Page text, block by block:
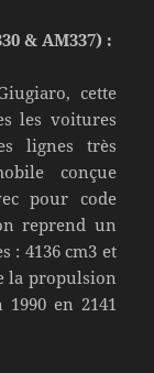
& AM337) :
cette
les voitures
lignes très
conçue
pour code
reprend un
: 4136 cm3 et
la propulsion
en 2141